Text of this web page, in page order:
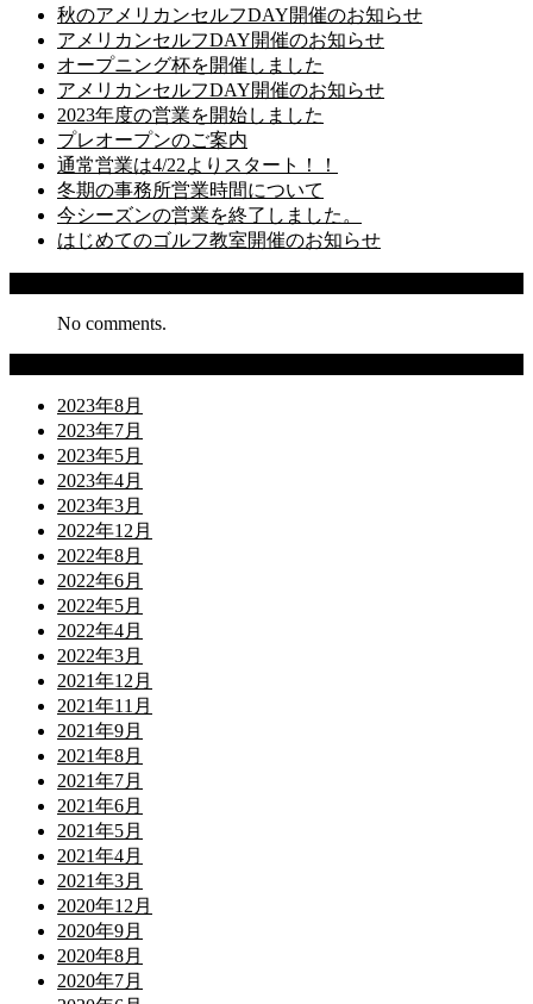
秋のアメリカンセルフDAY開催のお知らせ
アメリカンセルフDAY開催のお知らせ
オープニング杯を開催しました
アメリカンセルフDAY開催のお知らせ
2023年度の営業を開始しました
プレオープンのご案内
通常営業は4/22よりスタート！！
冬期の事務所営業時間について
今シーズンの営業を終了しました。
はじめてのゴルフ教室開催のお知らせ
No comments.
2023年8月
2023年7月
2023年5月
2023年4月
2023年3月
2022年12月
2022年8月
2022年6月
2022年5月
2022年4月
2022年3月
2021年12月
2021年11月
2021年9月
2021年8月
2021年7月
2021年6月
2021年5月
2021年4月
2021年3月
2020年12月
2020年9月
2020年8月
2020年7月